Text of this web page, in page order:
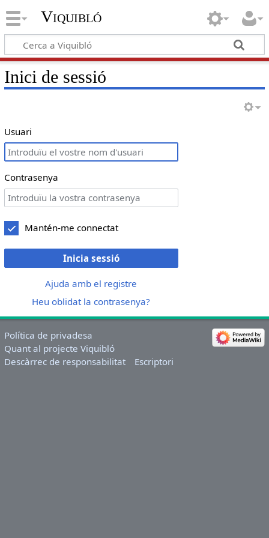
Viquibló
Inici de sessió
Usuari
Contrasenya
Mantén-me connectat
Inicia sessió
Ajuda amb el registre
Heu oblidat la contrasenya?
Política de privadesa
Quant al projecte Viquibló
Descàrrec de responsabilitat
Escriptori